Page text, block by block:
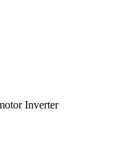
Inverter